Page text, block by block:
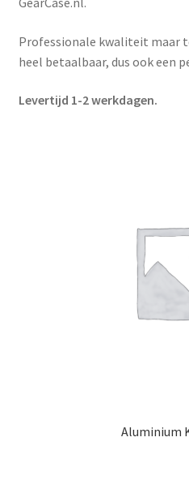
Winkel
Winkelmand
Contact
Algemene Voorwaarden
Professionale kwaliteit maar
heel betaalbaar, dus ook een
Levertijd 1-2 werkdagen.
Aluminium